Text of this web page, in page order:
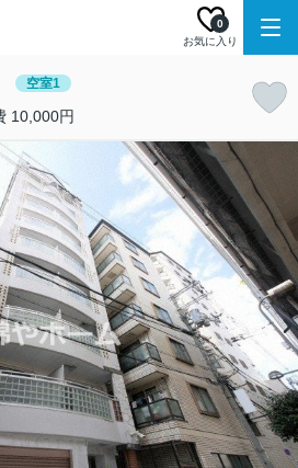
お気に入り
0
空室1
10,000円